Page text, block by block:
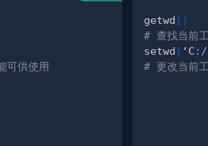
可供使用
getwd ( )
# 查找当前
setwd ( ‘C : /
# 更改当前